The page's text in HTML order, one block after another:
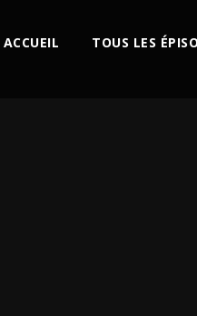
ACCUEIL TOUS LES